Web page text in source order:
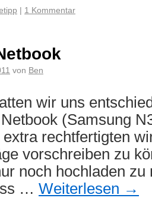
| 1 Kommentar
von Ben
wir uns
(Samsung
rechtfertigten
vorschreiben zu
noch hochladen
… Weiterlesen →